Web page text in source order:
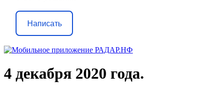
Написать
4 декабря 2020 года.